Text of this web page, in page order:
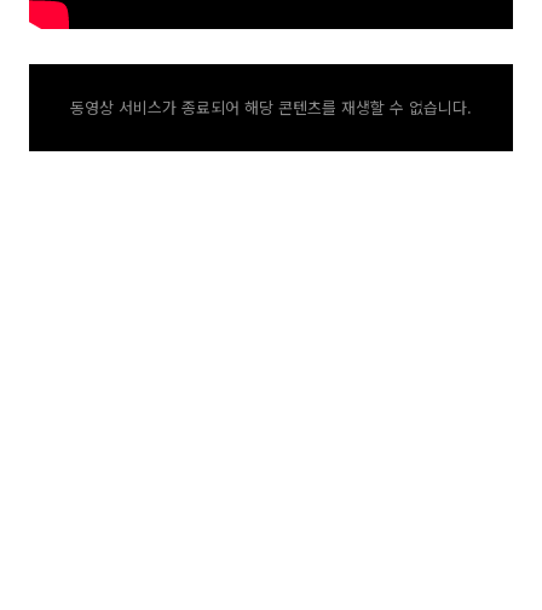
동영상 서비스가 종료되어 해당 콘텐츠를 재생할 수 없습니다.